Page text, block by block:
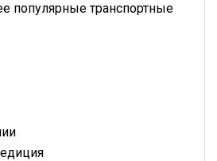
популярные транспортные